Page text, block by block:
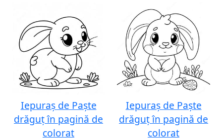
Iepuraș de Paște
drăguț în pagină de
colorat
Iepuraș de Paște
drăguț în pagină de
colorat